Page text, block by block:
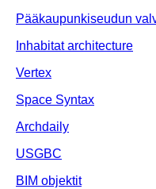
Pääkaupunkiseudun
Inhabitat architecture
Vertex
Space Syntax
Archdaily
USGBC
BIM objektit